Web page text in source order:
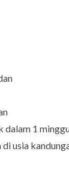
dalam 1
usia